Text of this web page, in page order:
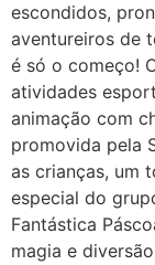
escondidos,
aventureiros de
é só o começo!
atividades
animação com
promovida pela
as crianças, um
especial do
Fantástica
magia e